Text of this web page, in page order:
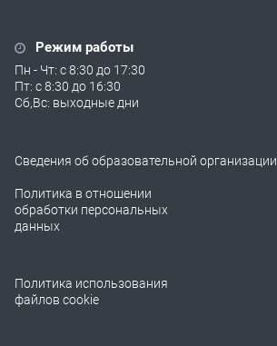
Режим работы
Пн - Чт: с 8:30 до 17:30
Пт: с 8:30 до 16:30
Сб,Вс: выходные дни
Сведения об образовательной организации
Политика в отношении
обработки персональных
данных
Политика использования
файлов cookie